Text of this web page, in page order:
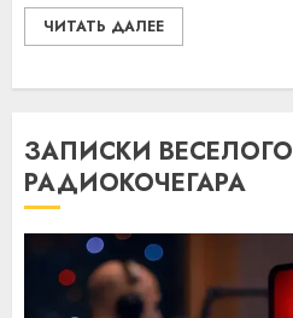
ЧИТАТЬ ДАЛЕЕ
ЗАПИСКИ ВЕСЕЛОГО
РАДИОКОЧЕГАРА